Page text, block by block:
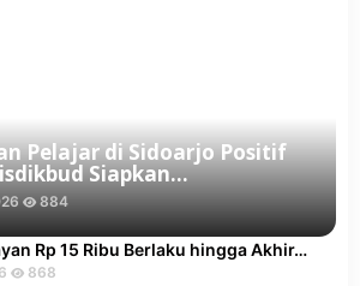
Pelajar di Sidoarjo Positif
Siapkan…
884
Rp 15 Ribu Berlaku hingga Akhir…
868